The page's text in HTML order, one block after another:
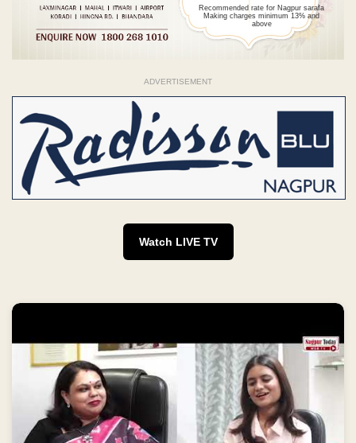
Recommended rate for Nagpur sarafa
Making charges minimum 13% and
above
ADVERTISEMENT
Watch LIVE TV